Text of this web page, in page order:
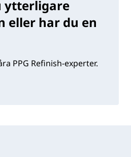
ytterligare
eller har du en
PPG Refinish-experter.